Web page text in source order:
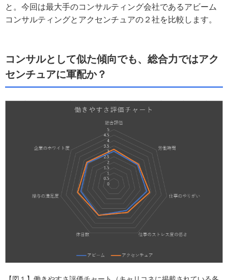
と。今回は最大手のコンサルティング会社であるアビーム
コンサルティングとアクセンチュアの２社を比較します。
コンサルとして似た傾向でも、総合力ではアク
センチュアに軍配か？